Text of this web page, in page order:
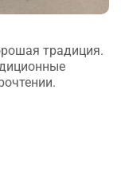
традиция.